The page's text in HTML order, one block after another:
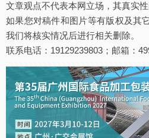
文章观点不代表本网立场，其真实
如果您对稿件和图片等有版权及其
我们将核实情况后进行相关删除。
联系电话：19129239803；邮箱：